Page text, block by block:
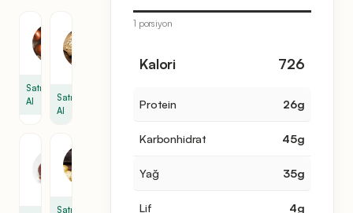
Satın
Al
Sarımsak
Satın
Al
Satın
1 porsiyon
Kalori 726
Protein 26g
Karbonhidrat 45g
Yağ 35g
Lif 4g